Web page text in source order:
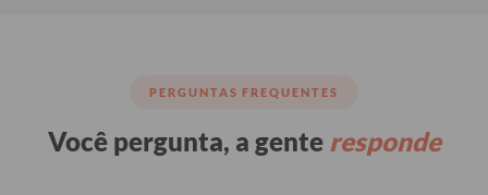
PERGUNTAS FREQUENTES
Você pergunta, a gente responde